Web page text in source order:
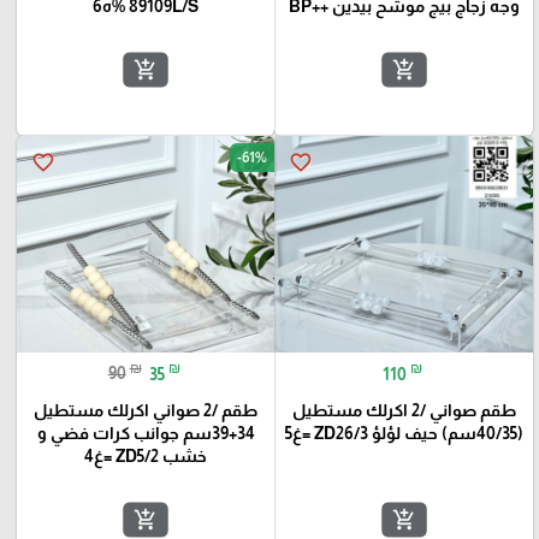
وجه زجاج بيج موشح بيدين ++BP
add_shopping_cart
89109L/S %ه6
add_shopping_cart
favorite_border
110 ₪
طقم صواني /2 اكرلك مستطيل
(40/35سم) حيف لؤلؤ ZD26/3 =غ5
add_shopping_cart
favorite_border -61%
90 ₪ 35 ₪
طقم /2 صواني اكرلك مستطيل
34+39سم جوانب كرات فضي و
خشب ZD5/2 =غ4
add_shopping_cart